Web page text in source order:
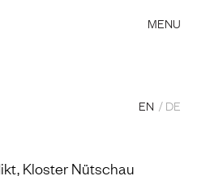
MENU
EN DE
Kloster Nütschau